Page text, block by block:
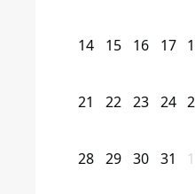
14 15 16 17
21 22 23 24
28 29 30 31 1